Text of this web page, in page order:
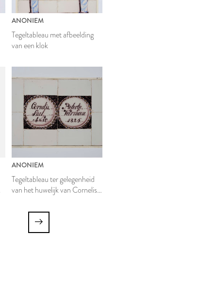
ANONIEM
Tegeltableau met afbeelding
van een klok
ANONIEM
Tegeltableau ter gelegenheid
van het huwelijk van Cornelis